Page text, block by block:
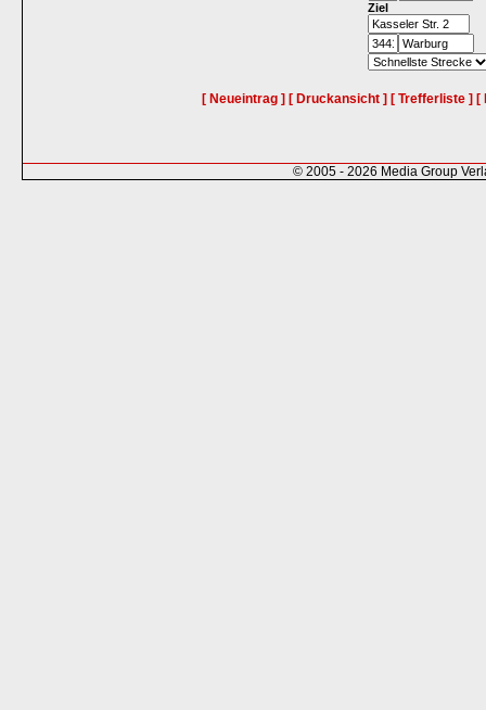
Ziel
[ Neueintrag ] [ Druckansicht ] [ Trefferliste ] [
© 2005 - 2026 Media Group